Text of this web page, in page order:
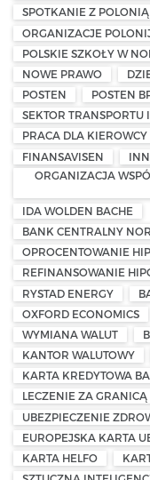
SPOTKANIE Z POLONIĄ
ORGANIZACJE
POLSKIE SZKOŁY W
NOWE PRAWO
POSTEN
POSTEN
SEKTOR TRANSPORTU
PRACA DLA KIEROWCY
FINANSAVISEN
ORGANIZACJA
IDA WOLDEN BACHE
BANK CENTRALNY
OPROCENTOWANIE
REFINANSOWANIE
RYSTAD ENERGY
OXFORD ECONOMICS
WYMIANA WALUT
KANTOR WALUTOWY
KARTA KREDYTOWA
LECZENIE ZA GRANICĄ
UBEZPIECZENIE
EUROPEJSKA KARTA
KARTA HELFO